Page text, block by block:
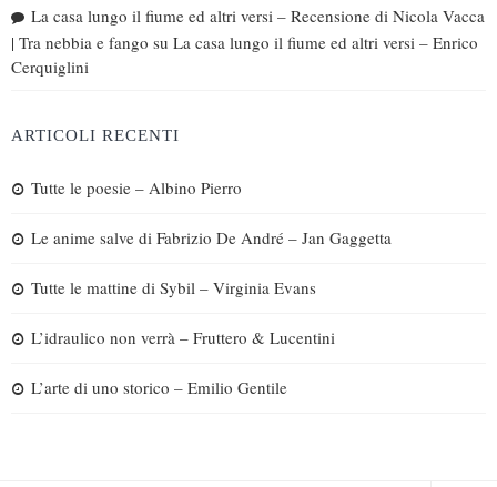
La casa lungo il fiume ed altri versi – Recensione di Nicola Vacca
| Tra nebbia e fango su La casa lungo il fiume ed altri versi – Enrico
Cerquiglini
ARTICOLI RECENTI
Tutte le poesie – Albino Pierro
Le anime salve di Fabrizio De André – Jan Gaggetta
Tutte le mattine di Sybil – Virginia Evans
L’idraulico non verrà – Fruttero & Lucentini
L’arte di uno storico – Emilio Gentile